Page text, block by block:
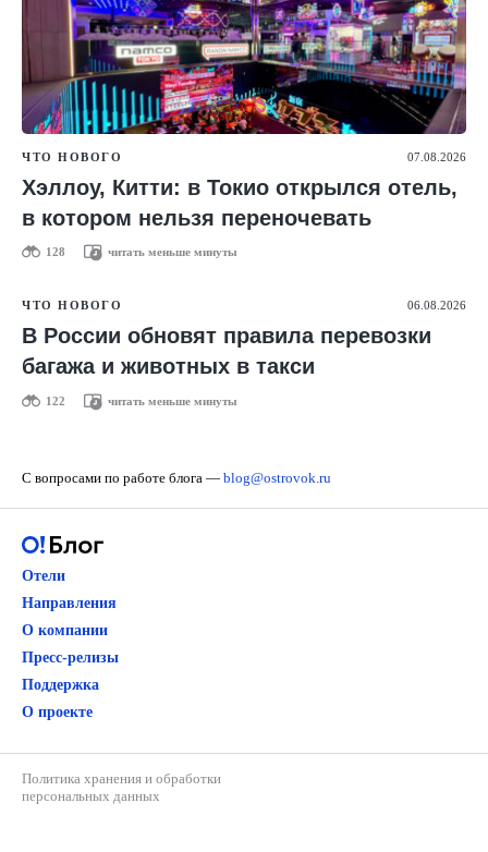
ЧТО НОВОГО 07.08.2026
Хэллоу, Китти: в Токио открылся отель,
в котором нельзя переночевать
128 читать меньше минуты
ЧТО НОВОГО 06.08.2026
В России обновят правила перевозки
багажа и животных в такси
122 читать меньше минуты
Отели
Направления
О компании
Пресс-релизы
Поддержка
О проекте
Политика хранения и обработки
персональных данных
С вопросами по работе блога — blog@ostrovok.ru